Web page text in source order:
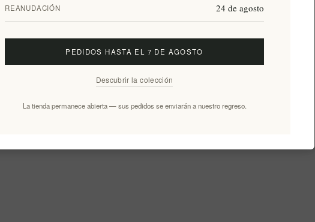
REANUDACIÓN 24 de agosto
PEDIDOS HASTA EL 7 DE AGOSTO
Descubrir la colección
La tienda permanece abierta — sus pedidos se enviarán a nuestro regreso.